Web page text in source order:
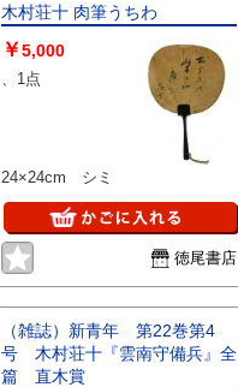
木村荘十 肉筆うちわ
￥5,000
、1点
24×24cm シミ
徳尾書店
（雑誌）新青年 第22巻第4
号 木村荘十『雲南守備兵』全
篇 直木賞